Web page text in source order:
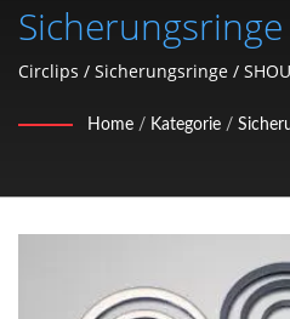
Ist Ein
Hardware-
Circlips / Sicherungsringe /
Formenentwicklung.
Home / Kategorie /